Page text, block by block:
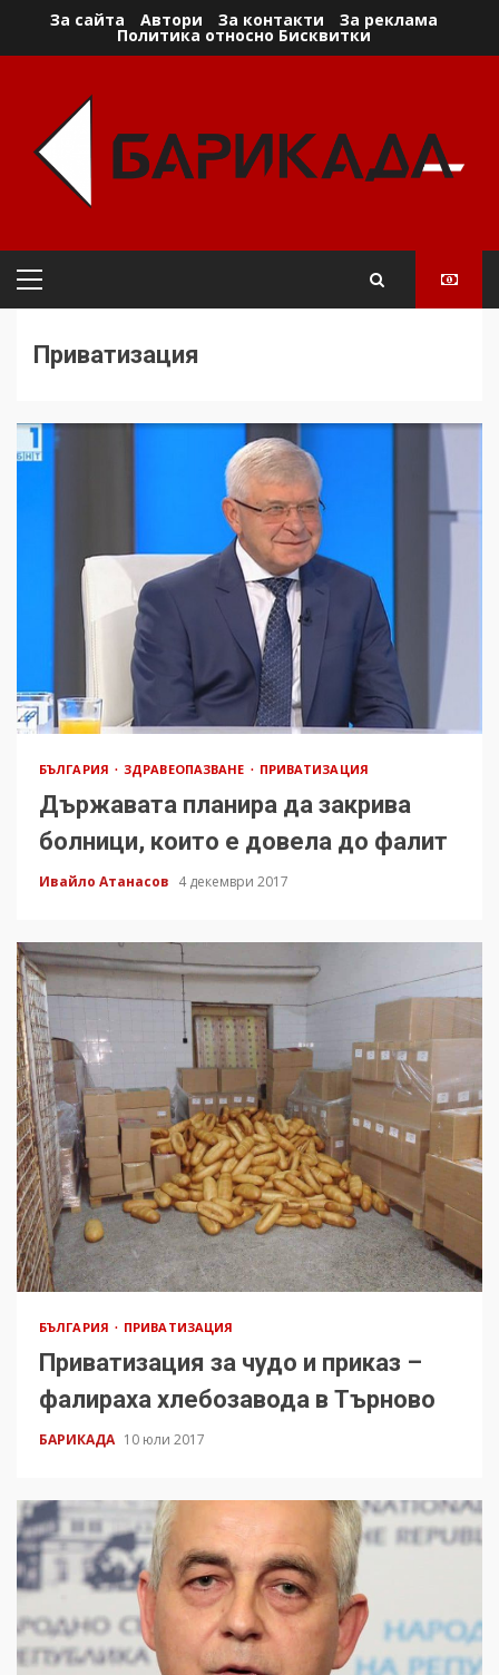
За сайта Автори За контакти За реклама
Политика относно Бисквитки
Primary
Приватизация
БЪЛГАРИЯ ЗДРАВЕОПАЗВАНЕ ПРИВАТИЗАЦИЯ
Държавата планира да закрива
болници, които е довела до фалит
Ивайло Атанасов 4 декември 2017
БЪЛГАРИЯ ПРИВАТИЗАЦИЯ
Приватизация за чудо и приказ –
фалираха хлебозавода в Търново
БАРИКАДА 10 юли 2017